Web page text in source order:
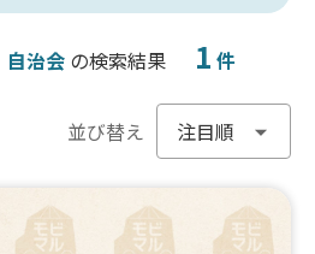
自治会の検索結果 1 件
並び替え